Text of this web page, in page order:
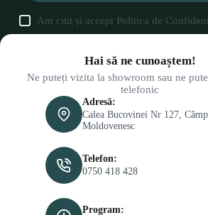
Am citit și accept Politica de
Hai să ne cunoaștem!
Ne puteți vizita la showroom sau ne
telefonic
Adresă:
Calea Bucovinei Nr 127,
Moldovenesc
Telefon:
0750 418 428
Program: